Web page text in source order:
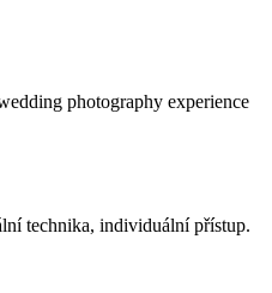
photography experience
technika, individuální přístup.